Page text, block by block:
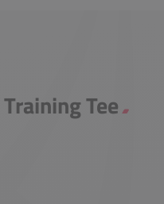
Tee